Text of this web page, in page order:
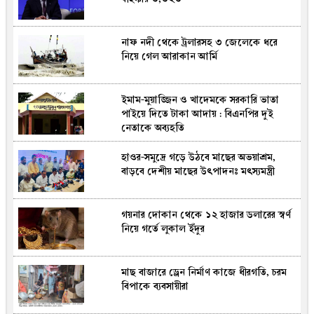
নাফ নদী থেকে ট্রলারসহ ৩ জেলেকে ধরে
নিয়ে গেল আরাকান আর্মি
ইমাম-মুয়াজ্জিন ও খাদেমকে সরকারি ভাতা
পাইয়ে দিতে টাকা আদায় : বিএনপির দুই
নেতাকে অব্যহতি
হাওর-সমুদ্রে গড়ে উঠবে মাছের অভয়াশ্রম,
বাড়বে দেশীয় মাছের উৎপাদনঃ মৎস্যমন্ত্রী
গয়নার দোকান থেকে ১২ হাজার ডলারের স্বর্ণ
নিয়ে গর্তে লুকাল ইঁদুর
মাছ বাজারে ড্রেন নির্মাণ কাজে ধীরগতি, চরম
বিপাকে ব্যবসায়ীরা